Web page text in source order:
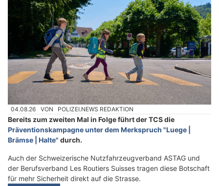
04.08.26 VON POLIZEI.NEWS REDAKTION
Bereits zum zweiten Mal in Folge führt der TCS die
Präventionskampagne unter dem Merkspruch "Luege |
Brämse | Halte" durch.
Auch der Schweizerische Nutzfahrzeugverband ASTAG und
der Berufsverband Les Routiers Suisses tragen diese Botschaft
für mehr Sicherheit direkt auf die Strasse.